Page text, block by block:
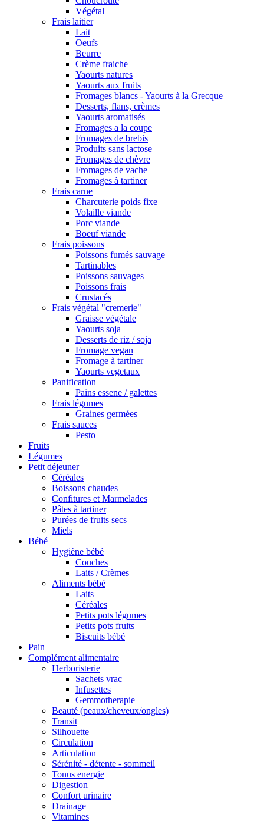
Végétal
Frais laitier
Lait
Oeufs
Beurre
Crème fraiche
Yaourts natures
Yaourts aux fruits
Fromages blancs - Yaourts à la Grecque
Desserts, flans, crèmes
Yaourts aromatisés
Fromages a la coupe
Fromages de brebis
Produits sans lactose
Fromages de chèvre
Fromages de vache
Fromages à tartiner
Frais carne
Charcuterie poids fixe
Volaille viande
Porc viande
Boeuf viande
Frais poissons
Poissons fumés sauvage
Tartinables
Poissons sauvages
Poissons frais
Crustacés
Frais végétal "cremerie"
Graisse végétale
Yaourts soja
Desserts de riz / soja
Fromage vegan
Fromage à tartiner
Yaourts vegetaux
Panification
Pains essene / galettes
Frais légumes
Graines germées
Frais sauces
Pesto
Fruits
Légumes
Petit déjeuner
Céréales
Boissons chaudes
Confitures et Marmelades
Pâtes à tartiner
Purées de fruits secs
Miels
Bébé
Hygiène bébé
Couches
Laits / Crèmes
Aliments bébé
Laits
Céréales
Petits pots légumes
Petits pots fruits
Biscuits bébé
Pain
Complément alimentaire
Herboristerie
Sachets vrac
Infusettes
Gemmotherapie
Beauté (peaux/cheveux/ongles)
Transit
Silhouette
Circulation
Articulation
Sérénité - détente - sommeil
Tonus energie
Digestion
Confort urinaire
Drainage
Vitamines